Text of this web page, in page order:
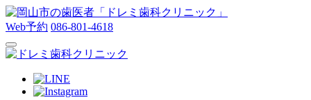
Web予約 086-801-4618